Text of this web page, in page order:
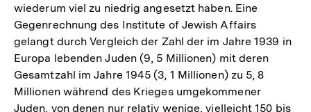
wiederum viel zu niedrig angesetzt haben. Eine
Gegenrechnung des Institute of Jewish Affairs
gelangt durch Vergleich der Zahl der im Jahre 1939 in
Europa lebenden Juden (9, 5 Millionen) mit deren
Gesamtzahl im Jahre 1945 (3, 1 Millionen) zu 5, 8
Millionen während des Krieges umgekommener
Juden, von denen nur relativ wenige, vielleicht 150 bis